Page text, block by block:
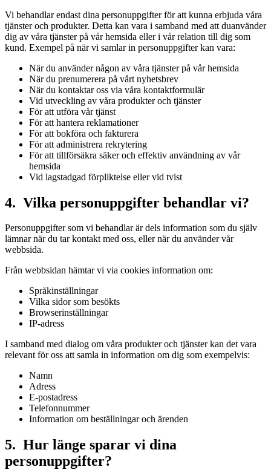
Vi behandlar endast dina personuppgifter för att kunna erbjuda våra
tjänster och produkter. Detta kan vara i samband med att duanvänder
dig av våra tjänster på vår hemsida eller i vår relation till dig som
kund. Exempel på när vi samlar in personuppgifter kan vara:
När du använder någon av våra tjänster på vår hemsida
När du prenumerera på vårt nyhetsbrev
När du kontaktar oss via våra kontaktformulär
Vid utveckling av våra produkter och tjänster
För att utföra vår tjänst
För att hantera reklamationer
För att bokföra och fakturera
För att administrera rekrytering
För att tillförsäkra säker och effektiv användning av vår
hemsida
Vid lagstadgad förpliktelse eller vid tvist
4. Vilka personuppgifter behandlar vi?
Personuppgifter som vi behandlar är dels information som du själv
lämnar när du tar kontakt med oss, eller när du använder vår
webbsida.
Från webbsidan hämtar vi via cookies information om:
Språkinställningar
Vilka sidor som besökts
Browserinställningar
IP-adress
I samband med dialog om våra produkter och tjänster kan det vara
relevant för oss att samla in information om dig som exempelvis:
Namn
Adress
E-postadress
Telefonnummer
Information om beställningar och ärenden
5. Hur länge sparar vi dina
personuppgifter?